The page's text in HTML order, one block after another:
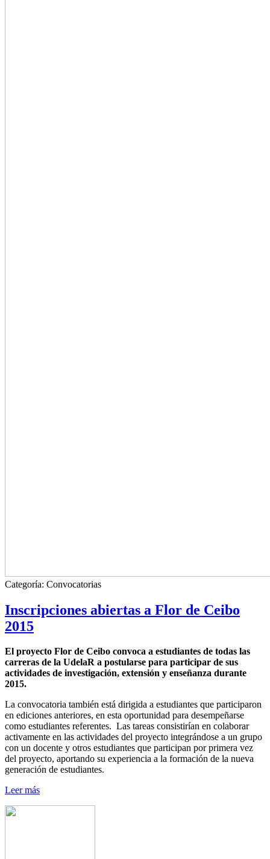
Categoría: Convocatorias
Inscripciones abiertas a Flor de Ceibo
2015
El proyecto Flor de Ceibo convoca a estudiantes de todas las
carreras de la UdelaR a postularse para participar de sus
actividades de investigación, extensión y enseñanza durante
2015.
La convocatoria también está dirigida a estudiantes que participaron
en ediciones anteriores, en esta oportunidad para desempeñarse
como estudiantes referentes. Las tareas consistirían en colaborar
activamente en las actividades del proyecto integrándose a un grupo
con un docente y otros estudiantes que participan por primera vez
del proyecto, aportando su experiencia a la formación de la nueva
generación de estudiantes.
Leer más